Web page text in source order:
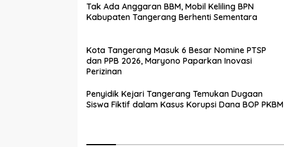
Tak Ada Anggaran BBM, Mobil Keliling BPN
Kabupaten Tangerang Berhenti Sementara
Kota Tangerang Masuk 6 Besar Nomine PTSP
dan PPB 2026, Maryono Paparkan Inovasi
Perizinan
Penyidik Kejari Tangerang Temukan Dugaan
Siswa Fiktif dalam Kasus Korupsi Dana BOP PKBM